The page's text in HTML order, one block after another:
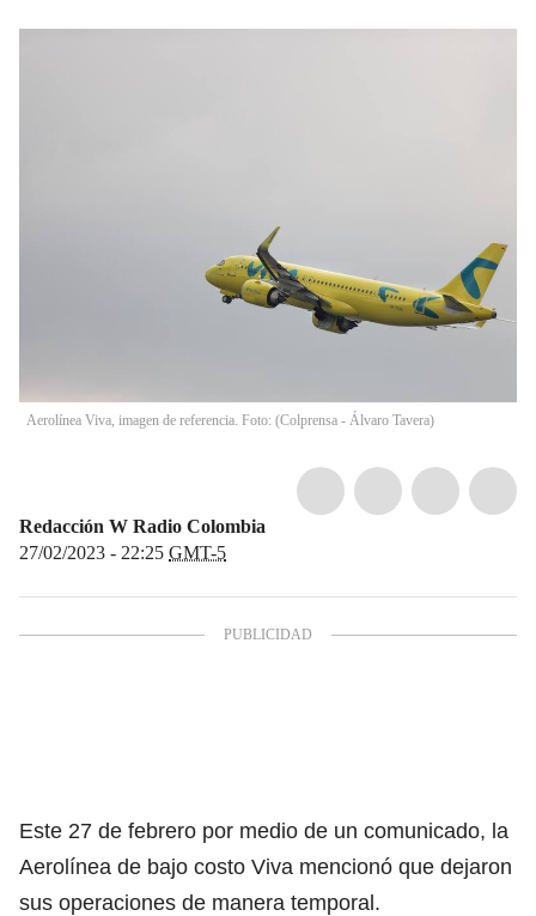
Aerolínea Viva, imagen de referencia. Foto: (Colprensa - Álvaro Tavera)
Redacción W Radio Colombia
27/02/2023 - 22:25 GMT-5
Este 27 de febrero por medio de un comunicado, la
Aerolínea de bajo costo Viva mencionó que dejaron
sus operaciones de manera temporal.